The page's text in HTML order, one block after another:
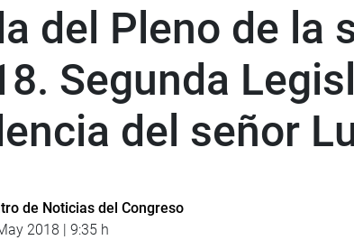
del Pleno de la
Segunda
del señor
de Noticias del Congreso
2018 | 9:35 h